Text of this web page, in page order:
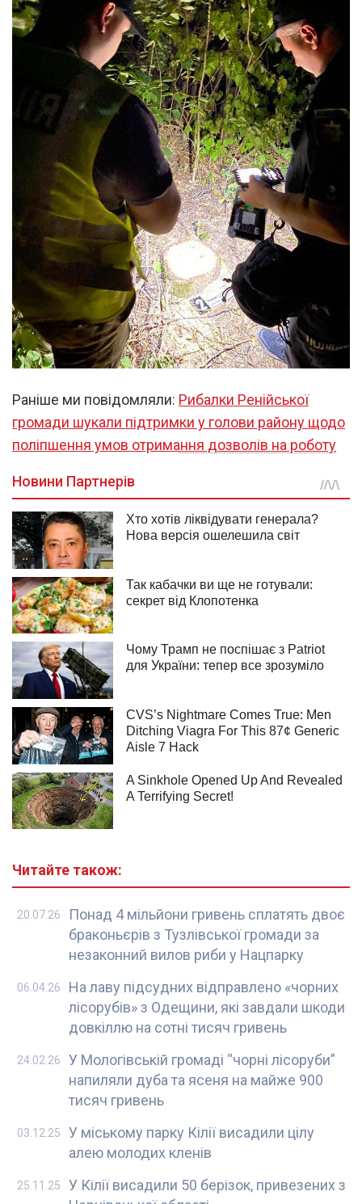
Раніше ми повідомляли: Рибалки Ренійської
громади шукали підтримки у голови району щодо
поліпшення умов отримання дозволів на роботу
Читайте також:
Понад 4 мільйони гривень сплатять двоє
браконьєрів з Тузлівської громади за
незаконний вилов риби у Нацпарку
20.07.26
На лаву підсудних відправлено «чорних
лісорубів» з Одещини, які завдали шкоди
довкіллю на сотні тисяч гривень
06.04.26
У Мологівській громаді “чорні лісоруби”
напиляли дуба та ясеня на майже 900
тисяч гривень
24.02.26
У міському парку Кілії висадили цілу
алею молодих кленів
03.12.25
У Кілії висадили 50 берізок, привезених з
25.11.25